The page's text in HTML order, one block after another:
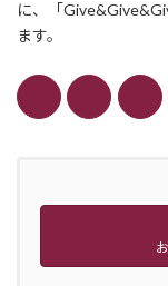
に、「
ます。